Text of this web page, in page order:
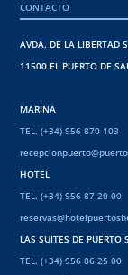
CONTACTO
AVDA. DE LA LIBERTAD
11500 EL PUERTO DE
MARINA
TEL. (+34) 956 870 103
HOTEL
TEL. (+34) 956 87 20 00
LAS SUITES DE PUERTO
TEL. (+34) 956 86 25 00